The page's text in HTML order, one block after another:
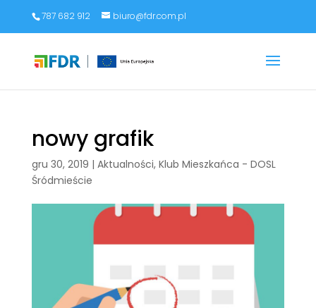
787 682 912 biuro@fdr.com.pl
nowy grafik
gru 30, 2019 | Aktualności, Klub Mieszkańca - DOSL
Śródmieście